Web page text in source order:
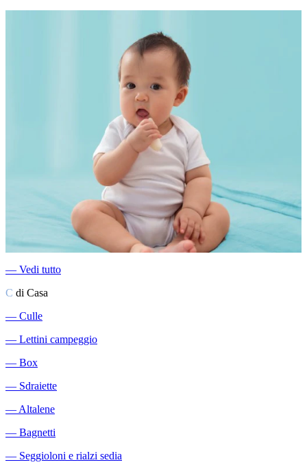
― Vedi tutto
C di Casa
― Culle
― Lettini campeggio
― Box
― Sdraiette
―Altalene
― Bagnetti
― Seggioloni e rialzi sedia